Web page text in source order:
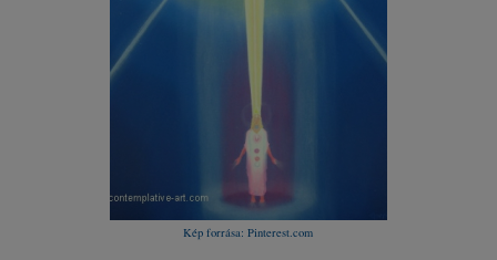
Kép forrása: Pinterest.com